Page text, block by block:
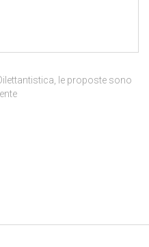
le proposte sono